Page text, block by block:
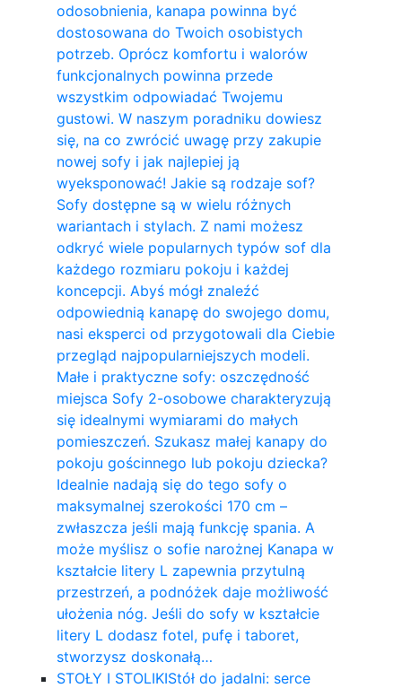
odosobnienia, kanapa powinna być
dostosowana do Twoich osobistych
potrzeb. Oprócz komfortu i walorów
funkcjonalnych powinna przede
wszystkim odpowiadać Twojemu
gustowi. W naszym poradniku dowiesz
się, na co zwrócić uwagę przy zakupie
nowej sofy i jak najlepiej ją
wyeksponować! Jakie są rodzaje sof?
Sofy dostępne są w wielu różnych
wariantach i stylach. Z nami możesz
odkryć wiele popularnych typów sof dla
każdego rozmiaru pokoju i każdej
koncepcji. Abyś mógł znaleźć
odpowiednią kanapę do swojego domu,
nasi eksperci od przygotowali dla Ciebie
przegląd najpopularniejszych modeli.
Małe i praktyczne sofy: oszczędność
miejsca Sofy 2-osobowe charakteryzują
się idealnymi wymiarami do małych
pomieszczeń. Szukasz małej kanapy do
pokoju gościnnego lub pokoju dziecka?
Idealnie nadają się do tego sofy o
maksymalnej szerokości 170 cm –
zwłaszcza jeśli mają funkcję spania. A
może myślisz o sofie narożnej Kanapa w
kształcie litery L zapewnia przytulną
przestrzeń, a podnóżek daje możliwość
ułożenia nóg. Jeśli do sofy w kształcie
litery L dodasz fotel, pufę i taboret,
stworzysz doskonałą…
STOŁY I STOLIKIStół do jadalni: serce